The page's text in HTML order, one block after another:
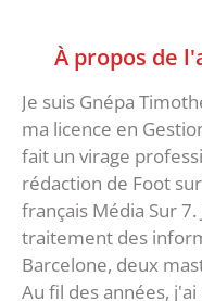
À propos de
Je suis Gnépa
ma licence en
fait un virage
rédaction de Foot
français Média Sur
traitement des
Barcelone, deux
Au fil des années,